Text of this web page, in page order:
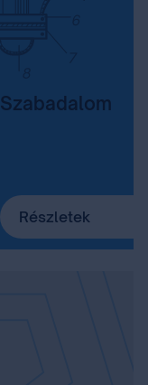
Szabadalom
Részletek